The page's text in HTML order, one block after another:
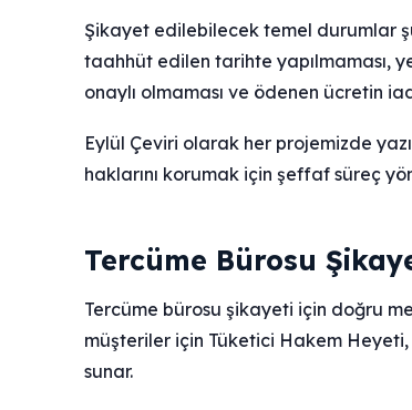
Şikayet edilebilecek temel durumlar
taahhüt edilen tarihte yapılmaması,
onaylı olmaması ve ödenen ücretin
Eylül Çeviri olarak her projemizde
haklarını korumak için şeffaf süreç
Tercüme Bürosu
Tercüme bürosu şikayeti için doğru
müşteriler için Tüketici Hakem Heyeti,
sunar.